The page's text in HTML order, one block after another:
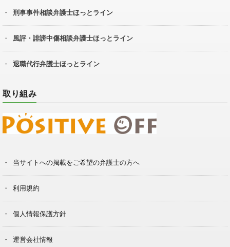
刑事事件相談弁護士ほっとライン
風評・誹謗中傷相談弁護士ほっとライン
退職代行弁護士ほっとライン
取り組み
当サイトへの掲載をご希望の弁護士の方へ
利用規約
個人情報保護方針
運営会社情報